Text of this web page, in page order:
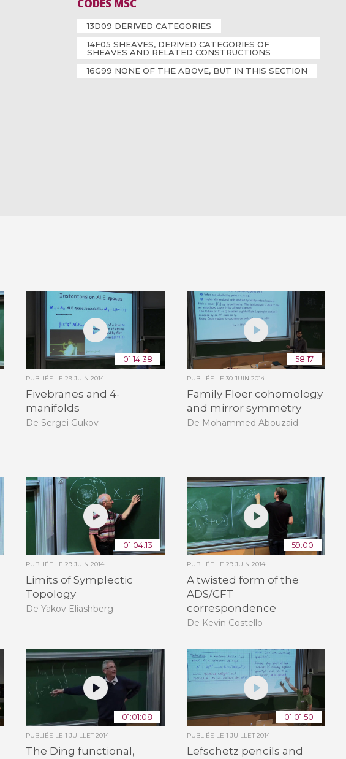
CODES MSC
13D09 DERIVED CATEGORIES
14F05 SHEAVES, DERIVED CATEGORIES OF
SHEAVES AND RELATED CONSTRUCTIONS
16G99 NONE OF THE ABOVE, BUT IN THIS SECTION
01:14:38
PUBLIÉE LE29 JUIN 2014
Fivebranes and 4-
manifolds
De Sergei Gukov
58:17
PUBLIÉE LE 30 JUIN 2014
Family Floer cohomology
and mirror symmetry
De Mohammed Abouzaid
01:04:13
PUBLIÉE LE29 JUIN 2014
Limits of Symplectic
Topology
De Yakov Eliashberg
59:00
PUBLIÉE LE 29 JUIN 2014
A twisted form of the
ADS/CFT
correspondence
De Kevin Costello
01:01:08
PUBLIÉE LE1 JUILLET 2014
The Ding functional,
01:01:50
PUBLIÉE LE 1 JUILLET 2014
Lefschetz pencils and